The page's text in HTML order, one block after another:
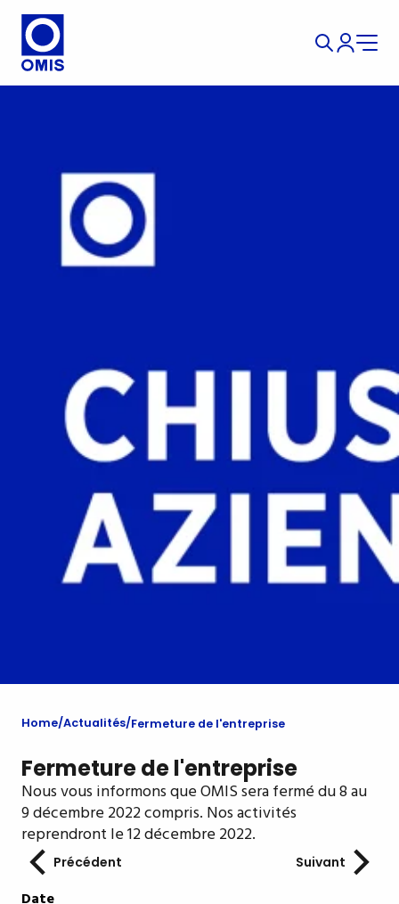
Home Actualités Fermeture de l'entreprise
Fermeture de l'entreprise
Nous vous informons que OMIS sera fermé du 8 au
9 décembre 2022 compris. Nos activités
reprendront le 12 décembre 2022.
Précédent Suivant